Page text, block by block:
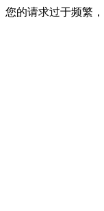
您的请求过于频繁